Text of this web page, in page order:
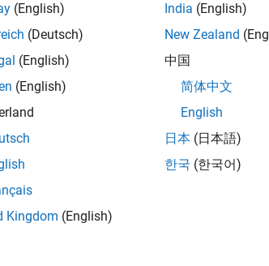
勇
(English)
(Deutsch)
(English)
(English)
Kingdom (English)
India (English)
New Zealand
中国
简体中文
English
日本 (日本語)
한국 (한국어)